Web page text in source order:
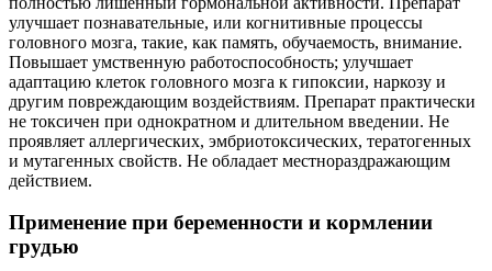
улучшает познавательные, или когнитивные процессы
головного мозга, такие, как память, обучаемость, внимание.
Повышает умственную работоспособность; улучшает
адаптацию клеток головного мозга к гипоксии, наркозу и
другим повреждающим воздействиям. Препарат практически
не токсичен при однократном и длительном введении. Не
проявляет аллергических, эмбриотоксических, тератогенных
и мутагенных свойств. Не обладает местнораздражающим
действием.
Применение при беременности и кормлении
грудью